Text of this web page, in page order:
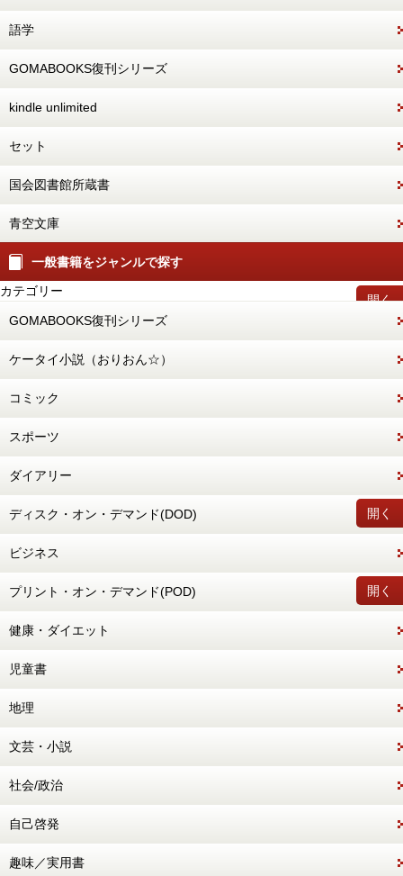
語学
GOMABOOKS復刊シリーズ
kindle unlimited
セット
国会図書館所蔵書
青空文庫
一般書籍をジャンルで探す
開く
カテゴリー
GOMABOOKS復刊シリーズ
ケータイ小説（おりおん☆）
コミック
スポーツ
ダイアリー
開く
ディスク・オン・デマンド(DOD)
ビジネス
開く
プリント・オン・デマンド(POD)
健康・ダイエット
児童書
地理
文芸・小説
社会/政治
自己啓発
趣味／実用書